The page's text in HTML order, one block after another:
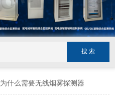
为什么需要无线烟雾探测器